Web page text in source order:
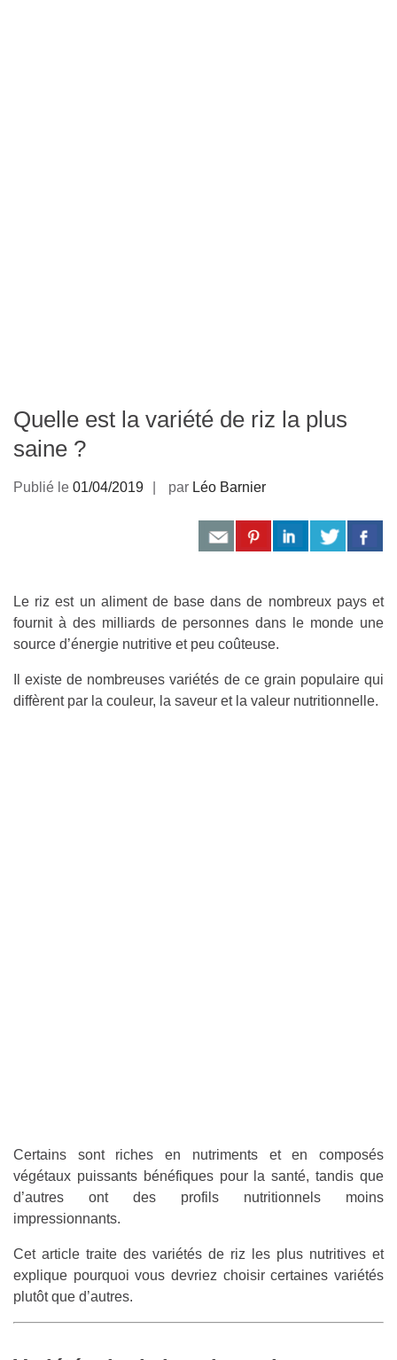
Quelle est la variété de riz la plus
saine ?
Publié le 01/04/2019 par Léo Barnier
Le riz est un aliment de base dans de nombreux pays et
fournit à des milliards de personnes dans le monde une
source d’énergie nutritive et peu coûteuse.
Il existe de nombreuses variétés de ce grain populaire qui
diffèrent par la couleur, la saveur et la valeur nutritionnelle.
Certains sont riches en nutriments et en composés
végétaux puissants bénéfiques pour la santé, tandis que
d’autres ont des profils nutritionnels moins
impressionnants.
Cet article traite des variétés de riz les plus nutritives et
explique pourquoi vous devriez choisir certaines variétés
plutôt que d’autres.